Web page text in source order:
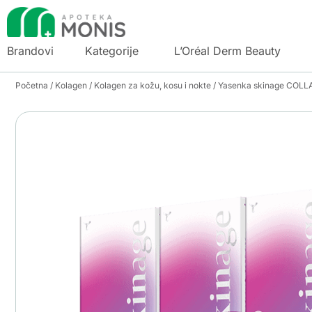
Brandovi Kategorije L’Oréal Derm Beauty
Početna / Kolagen / Kolagen za kožu, kosu i nokte / Yasenka skinage